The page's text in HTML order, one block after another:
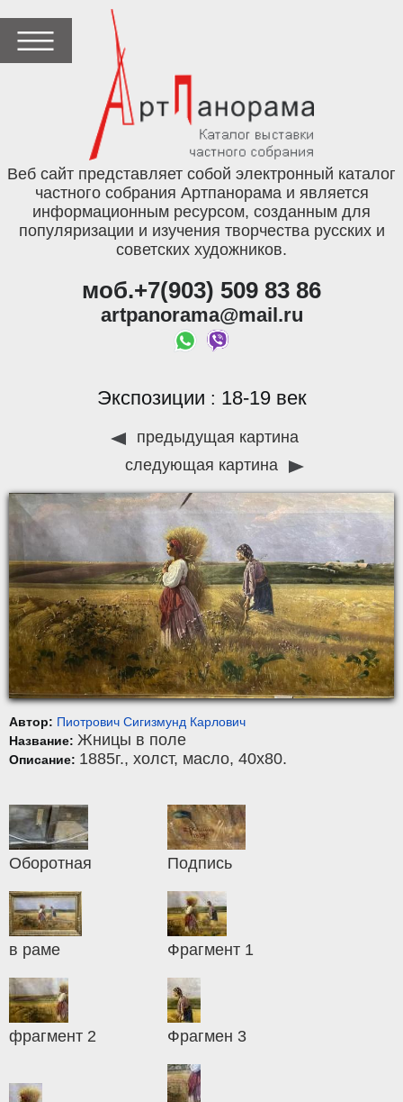
Веб сайт представляет собой электронный каталог
частного собрания Артпанорама и является
информационным ресурсом, созданным для
популяризации и изучения творчества русских и
советских художников.
моб.+7(903) 509 83 86
artpanorama@mail.ru
Экспозиции : 18-19 век
предыдущая картина
следующая картина
Автор: Пиотрович Сигизмунд Карлович
Название: Жницы в поле
Описание: 1885г., холст, масло, 40x80.
Оборотная Подпись
в раме Фрагмент 1
фрагмент 2 Фрагмен 3